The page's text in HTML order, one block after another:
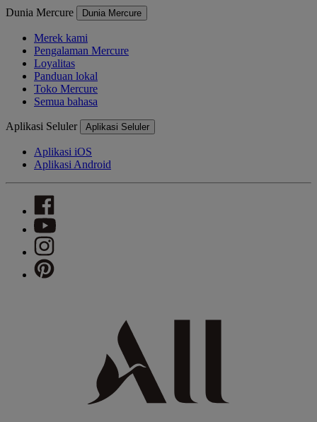
Dunia Mercure Dunia Mercure
Merek kami
Pengalaman Mercure
Loyalitas
Panduan lokal
Toko Mercure
Semua bahasa
Aplikasi Seluler Aplikasi Seluler
Aplikasi iOS
Aplikasi Android